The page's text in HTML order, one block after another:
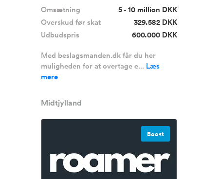
Omsætning
5 - 10 million DKK
Overskud før skat
329.582 DKK
Udbudspris
600.000 DKK
Med beslagsmanden.dk får du her
muligheden for at overtage e... Læs
mere
Midtjylland
Boost